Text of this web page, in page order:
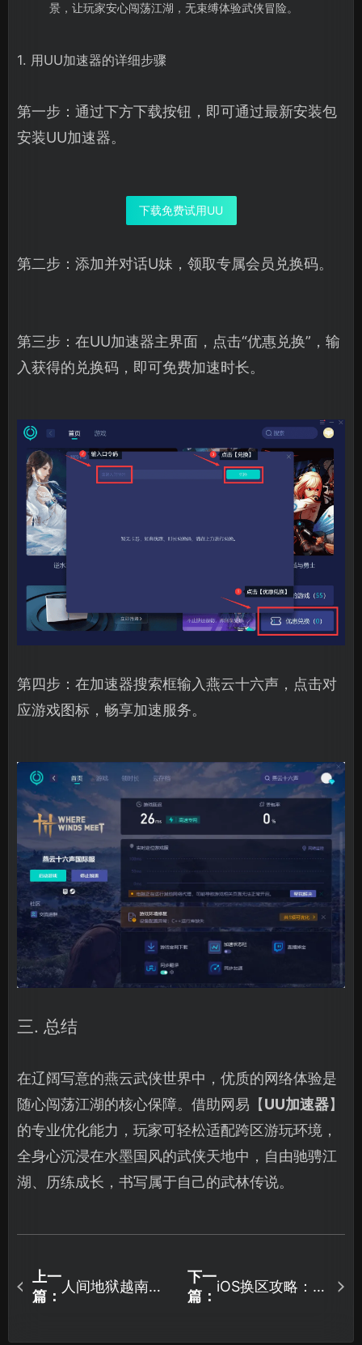
景，让玩家安心闯荡江湖，无束缚体验武侠冒险。
1. 用UU加速器的详细步骤
第一步：通过下方下载按钮，即可通过最新安装包
安装UU加速器。
下载免费试用UU
第二步：添加并对话U妹，领取专属会员兑换码。
第三步：在UU加速器主界面，点击“优惠兑换”，输
入获得的兑换码，即可免费加速时长。
第四步：在加速器搜索框输入燕云十六声，点击对
应游戏图标，畅享加速服务。
三. 总结
在辽阔写意的燕云武侠世界中，优质的网络体验是
随心闯荡江湖的核心保障。借助网易【UU加速器】
的专业优化能力，玩家可轻松适配跨区游玩环境，
全身心沉浸在水墨国风的武侠天地中，自由驰骋江
湖、历练成长，书写属于自己的武林传说。
上一
篇：
人间地狱越南加
下一
篇：
iOS换区攻略：网